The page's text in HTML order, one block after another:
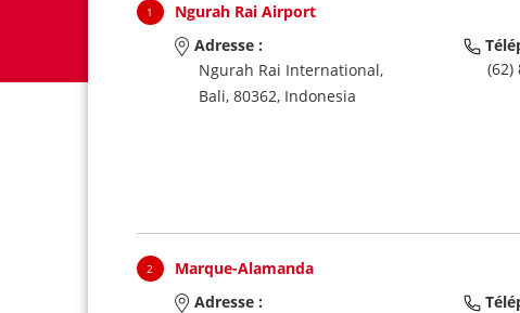
1 Ngurah Rai Airport
Adresse :
Ngurah Rai International,
Bali, 80362, Indonesia
(62)
2 Marque-Alamanda
Adresse :